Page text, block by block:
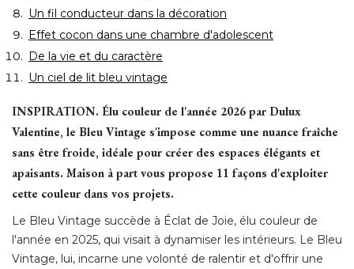
Un fil conducteur dans la décoration
Effet cocon dans une chambre d'adolescent
De la vie et du caractère
Un ciel de lit bleu vintage
INSPIRATION. Élu couleur de l'année 2026 par Dulux
Valentine, le Bleu Vintage s'impose comme une nuance fraîche
sans être froide, idéale pour créer des espaces élégants et
apaisants. Maison à part vous propose 11 façons d'exploiter
cette couleur dans vos projets.
Le Bleu Vintage succède à Éclat de Joie, élu couleur de
l'année en 2025, qui visait à dynamiser les intérieurs. Le Bleu
Vintage, lui, incarne une volonté de ralentir et d'offrir une